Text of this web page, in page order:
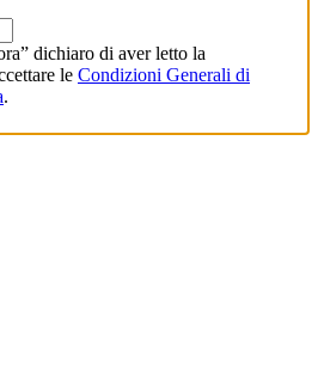
dichiaro di aver letto la
le Condizioni Generali di
.